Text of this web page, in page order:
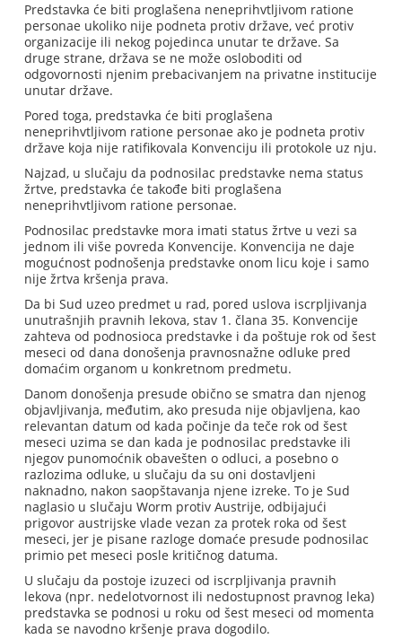
Predstavka će biti proglašena neneprihvtljivom ratione
personae ukoliko nije podneta protiv države, već protiv
organizacije ili nekog pojedinca unutar te države. Sa
druge strane, država se ne može osloboditi od
odgovornosti njenim prebacivanjem na privatne institucije
unutar države.
Pored toga, predstavka će biti proglašena
neneprihvtljivom ratione personae ako je podneta protiv
države koja nije ratifikovala Konvenciju ili protokole uz nju.
Najzad, u slučaju da podnosilac predstavke nema status
žrtve, predstavka će takođe biti proglašena
neneprihvtljivom ratione personae.
Podnosilac predstavke mora imati status žrtve u vezi sa
jednom ili više povreda Konvencije. Konvencija ne daje
mogućnost podnošenja predstavke onom licu koje i samo
nije žrtva kršenja prava.
Da bi Sud uzeo predmet u rad, pored uslova iscrpljivanja
unutrašnjih pravnih lekova, stav 1. člana 35. Konvencije
zahteva od podnosioca predstavke i da poštuje rok od šest
meseci od dana donošenja pravnosnažne odluke pred
domaćim organom u konkretnom predmetu.
Danom donošenja presude obično se smatra dan njenog
objavljivanja, međutim, ako presuda nije objavljena, kao
relevantan datum od kada počinje da teče rok od šest
meseci uzima se dan kada je podnosilac predstavke ili
njegov punomoćnik obavešten o odluci, a posebno o
razlozima odluke, u slučaju da su oni dostavljeni
naknadno, nakon saopštavanja njene izreke. To je Sud
naglasio u slučaju Worm protiv Austrije, odbijajući
prigovor austrijske vlade vezan za protek roka od šest
meseci, jer je pisane razloge domaće presude podnosilac
primio pet meseci posle kritičnog datuma.
U slučaju da postoje izuzeci od iscrpljivanja pravnih
lekova (npr. nedelotvornost ili nedostupnost pravnog leka)
predstavka se podnosi u roku od šest meseci od momenta
kada se navodno kršenje prava dogodilo.